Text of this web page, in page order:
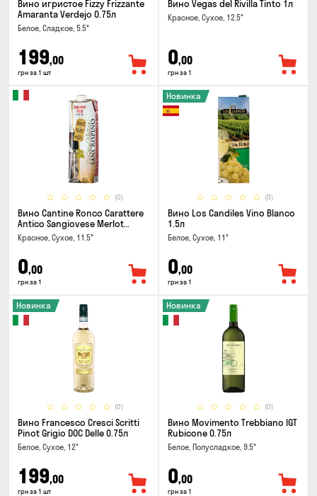
Вино игристое Fizzy Frizzante
Amaranta Verdejo 0.75л
Белое, Сладкое, 5.5°
199,00
грн за 1 шт
Вино Vegas del Rivilla Tinto 1л
Красное, Сухое, 12.5°
0,00
грн за 1
(0)
Вино Cantine Ronco Carattere
Antico Sangiovese Merlot
Rubicone IGT 1л
Красное, Сухое, 11.5°
0,00
грн за 1
(0)
Новинка
Вино Los Candiles Vino Blanco
1.5л
Белое, Сухое, 11°
0,00
грн за 1
(0)
Новинка
Вино Francesco Cresci Scritti
Pinot Grigio DOC Delle 0.75л
Белое, Сухое, 12°
199,00
грн за 1 шт
(0)
Новинка
Вино Movimento Trebbiano IGT
Rubicone 0.75л
Белое, Полусладкое, 9.5°
0,00
грн за 1